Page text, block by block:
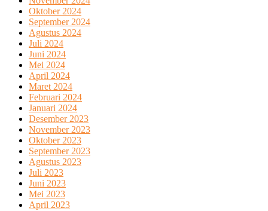
Oktober 2024
September 2024
Agustus 2024
Juli 2024
Juni 2024
Mei 2024
April 2024
Maret 2024
Februari 2024
Januari 2024
Desember 2023
November 2023
Oktober 2023
September 2023
Agustus 2023
Juli 2023
Juni 2023
Mei 2023
April 2023